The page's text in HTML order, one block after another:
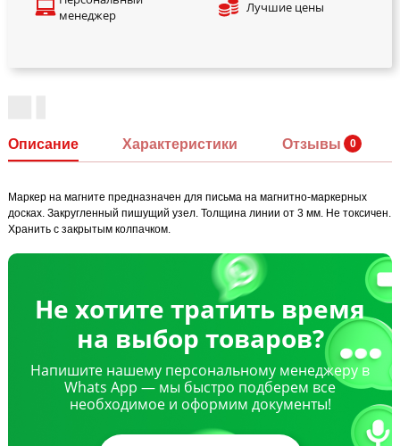
менеджер
Лучшие цены
Описание Характеристики Отзывы
Маркер на магните предназначен для письма на магнитно-маркерных
досках. Закругленный пишущий узел. Толщина линии от 3 мм. Не токсичен.
Хранить с закрытым колпачком.
Не хотите тратить время
на выбор товаров?
Напишите нашему персональному менеджеру в
Whats App — мы быстро подберем все
необходимое и оформим документы!